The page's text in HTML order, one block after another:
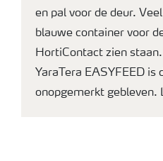
en pal voor de deur.
blauwe container voor
HortiContact zien
YaraTera EASYFEED is
onopgemerkt gebleven.